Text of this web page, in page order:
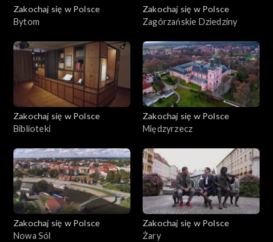
Zakochaj się w Polsce
Bytom
Zakochaj się w Polsce
Zagórzańskie Dziedziny
Zakochaj się w Polsce
Biblioteki
Zakochaj się w Polsce
Międzyrzecz
Zakochaj się w Polsce
Nowa Sól
Zakochaj się w Polsce
Żary